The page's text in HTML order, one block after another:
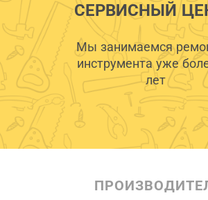
СЕРВИСНЫЙ
Мы занимаемся
инструмента уже
лет